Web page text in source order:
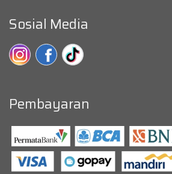
Sosial Media
Pembayaran